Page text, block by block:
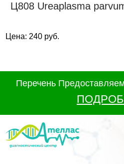
Ц808 Ureaplasma
Цена: 240 руб.
Перечень